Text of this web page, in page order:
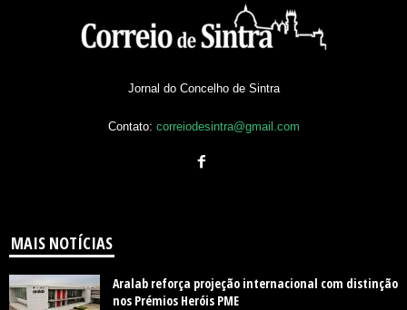
Jornal do Concelho de Sintra
Contato: correiodesintra@gmail.com
MAIS NOTÍCIAS
Aralab reforça projeção internacional com distinção
nos Prémios Heróis PME